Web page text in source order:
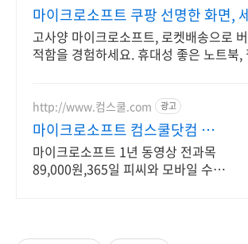
마이크로소프트 쿠팡 선명한 화면,
고사양 마이크로소프트, 로켓배송으로
적함을 경험하세요. 휴대성 좋은 노트북,
http://www.컴스쿨.com 광고
마이크로소프트 컴스쿨닷컴 당일
신청&결제시 기프티콘!
마이크로소프트 1년 동영상 전과목
89,000원,365일 피씨와 모바일 수강